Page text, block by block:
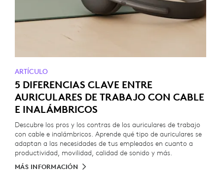
ARTÍCULO
5 DIFERENCIAS CLAVE ENTRE
AURICULARES DE TRABAJO CON CABLE
E INALÁMBRICOS
Descubre los pros y los contras de los auriculares de trabajo
con cable e inalámbricos. Aprende qué tipo de auriculares se
adaptan a las necesidades de tus empleados en cuanto a
productividad, movilidad, calidad de sonido y más.
MÁS INFORMACIÓN